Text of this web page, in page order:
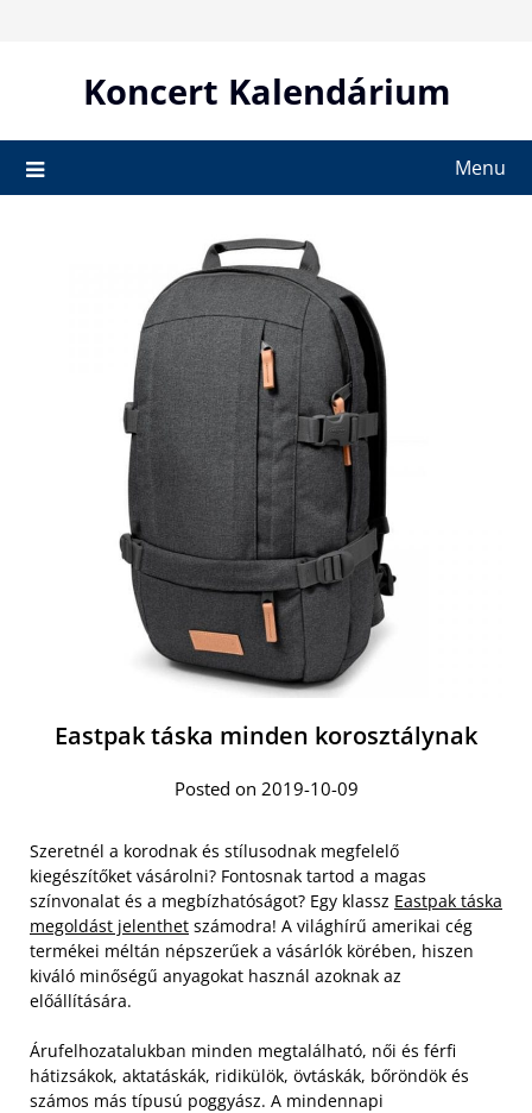
Koncert Kalendárium
Menu
Eastpak táska minden korosztálynak
Posted on 2019-10-09
Szeretnél a korodnak és stílusodnak megfelelő
kiegészítőket vásárolni? Fontosnak tartod a magas
színvonalat és a megbízhatóságot? Egy klassz Eastpak táska
megoldást jelenthet számodra! A világhírű amerikai cég
termékei méltán népszerűek a vásárlók körében, hiszen
kiváló minőségű anyagokat használ azoknak az
előállítására.
Árufelhozatalukban minden megtalálható, női és férfi
hátizsákok, aktatáskák, ridikülök, övtáskák, bőröndök és
számos más típusú poggyász. A mindennapi